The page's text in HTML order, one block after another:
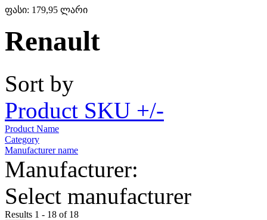
ფასი: 179,95 ლარი
Renault
Sort by
Product SKU +/-
Product Name
Category
Manufacturer name
Manufacturer:
Select manufacturer
Results 1 - 18 of 18